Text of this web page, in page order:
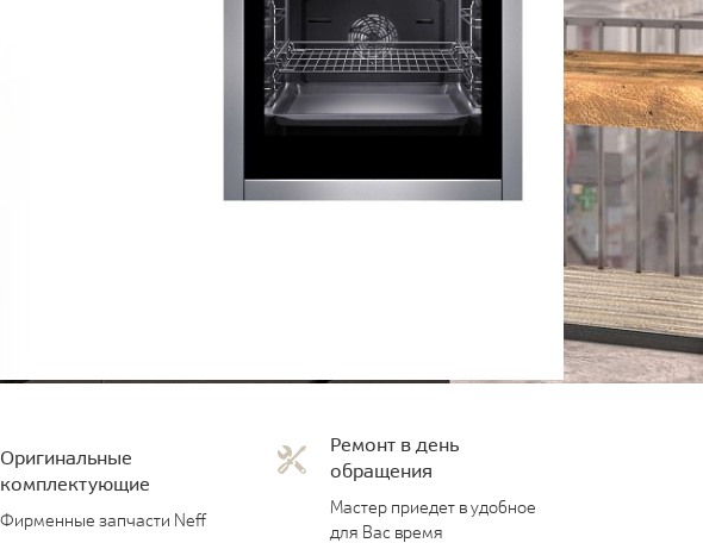
Оригинальные
комплектующие
Фирменные запчасти Neff
Ремонт в день
обращения
Мастер приедет в удобное
для Вас время